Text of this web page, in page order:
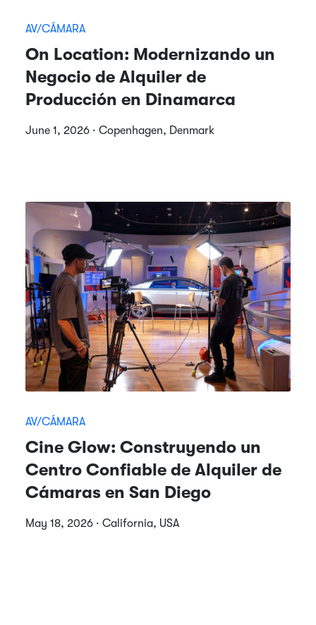
AV/CÁMARA
On Location: Modernizando un
Negocio de Alquiler de
Producción en Dinamarca
June 1, 2026 · Copenhagen, Denmark
AV/CÁMARA
Cine Glow: Construyendo un
Centro Confiable de Alquiler de
Cámaras en San Diego
May 18, 2026 · California, USA